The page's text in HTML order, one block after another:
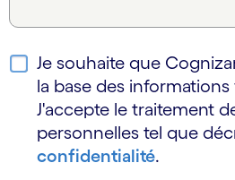
Je souhaite que
la base des
J'accepte le traitement
personnelles tel que
confidentialité.